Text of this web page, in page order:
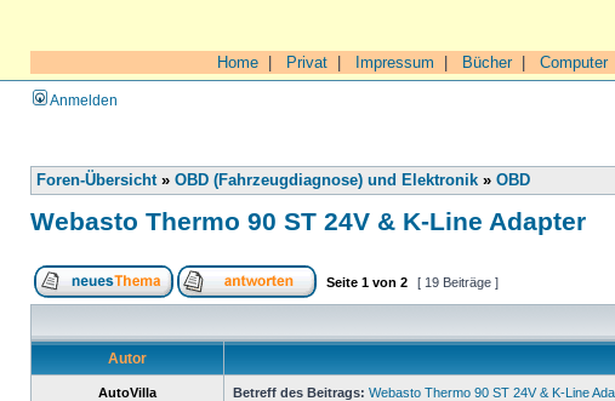
Home Privat Impressum Bücher| Computer
Anmelden
Foren-Übersicht» OBD (Fahrzeugdiagnose) und Elektronik » OBD
Webasto Thermo 90 ST 24V & K-Line Adapter
Seite 1 von 2 [ 19 Beiträge ]
Autor
AutoVilla Betreff des Beitrags: Webasto Thermo 90 ST 24V & K-Line